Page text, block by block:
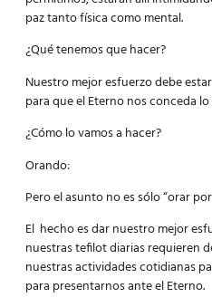
paz tanto física como mental.
¿Qué tenemos que hacer?
Nuestro mejor esfuerzo debe
para que el Eterno nos conceda
¿Cómo lo vamos a hacer?
Orando:
Pero el asunto no es sólo“orar
El hecho es dar nuestro mejor
nuestras tefilot diarias requieren
nuestras actividades cotidianas
para presentarnos ante el Eterno.